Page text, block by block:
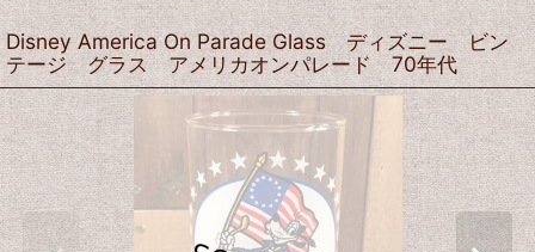
Disney America On Parade Glass ディズニー ビン
テージ グラス アメリカオンパレード 70年代